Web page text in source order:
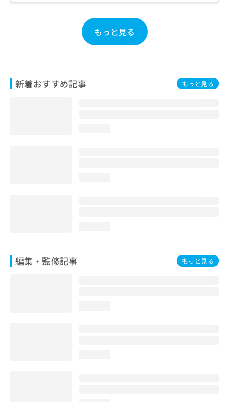
もっと見る
新着おすすめ記事 もっと見る
編集・監修記事 もっと見る
こ
ち